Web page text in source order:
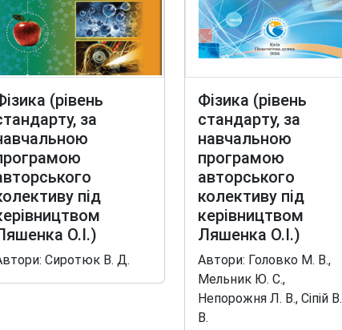
(рівень
за
під
О.І.)
Сиротюк В. Д.
Фізика (рівень
стандарту, за
навчальною
програмою
авторського
колективу під
керівництвом
Ляшенка О.І.)
Автори: Головко М. В.,
Мельник Ю. С.,
Непорожня Л. В., Сіпій В.
В.